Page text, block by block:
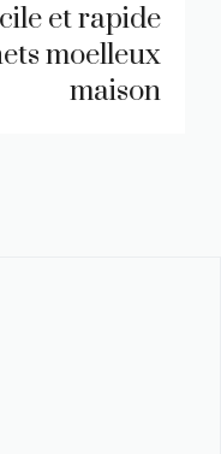
et rapide
moelleux
maison